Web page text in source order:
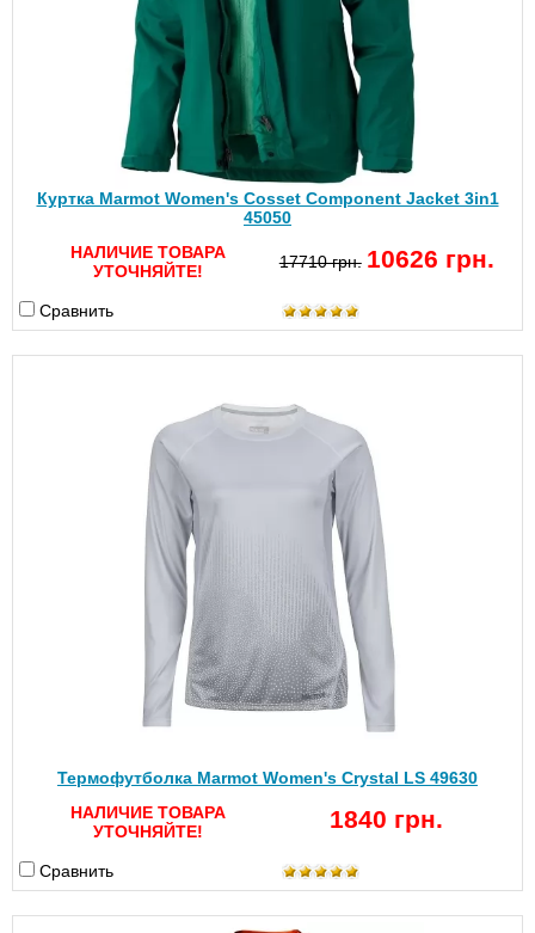
Куртка Marmot Women's Cosset Component Jacket 3in1
45050
НАЛИЧИЕ ТОВАРА
УТОЧНЯЙТЕ!
17710 грн. 10626 грн.
Сравнить
Термофутболка Marmot Women's Crystal LS 49630
НАЛИЧИЕ ТОВАРА
УТОЧНЯЙТЕ!
1840 грн.
Сравнить